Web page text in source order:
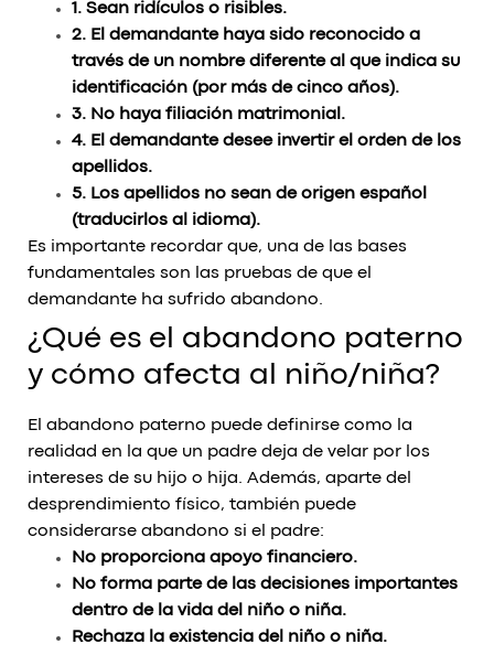
1. Sean ridículos o risibles.
2. El demandante haya sido reconocido a
través de un nombre diferente al que indica su
identificación (por más de cinco años).
3. No haya filiación matrimonial.
4. El demandante desee invertir el orden de los
apellidos.
5. Los apellidos no sean de origen español
(traducirlos al idioma).
Es importante recordar que, una de las bases
fundamentales son las pruebas de que el
demandante ha sufrido abandono.
¿Qué es el abandono paterno
y cómo afecta al niño/niña?
El abandono paterno puede definirse como la
realidad en la que un padre deja de velar por los
intereses de su hijo o hija. Además, aparte del
desprendimiento físico, también puede
considerarse abandono si el padre:
No proporciona apoyo financiero.
No forma parte de las decisiones importantes
dentro de la vida del niño o niña.
Rechaza la existencia del niño o niña.